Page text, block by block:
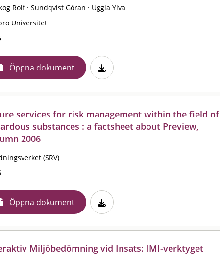
Rolf · Sundqvist Göran · Uggla Ylva
Universitet
Öppna dokument
services for risk management within the field of
substances : a factsheet about Preview,
2006
(SRV)
Öppna dokument
Miljöbedömning vid Insats: IMI-verktyget